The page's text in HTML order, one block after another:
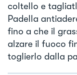
coltello e
Padella
fino a che il
alzare il fuoco
toglierlo dalla